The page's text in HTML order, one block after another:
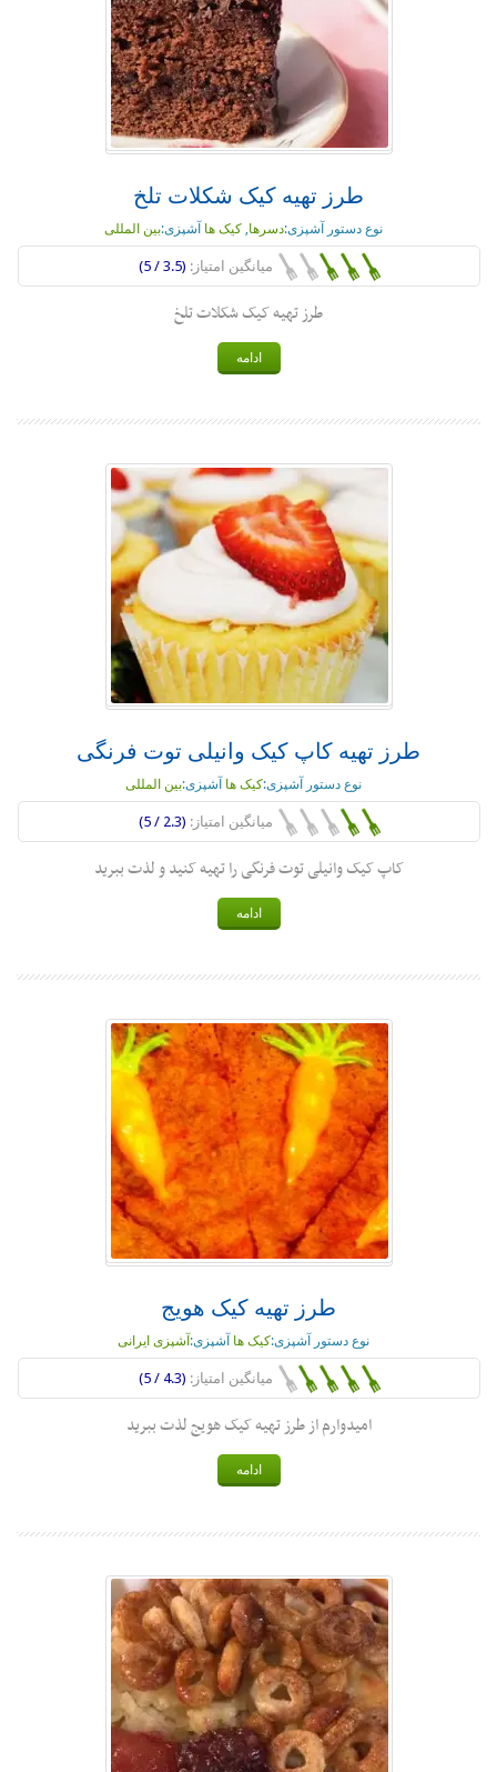
طرز تهیه کیک شکلات تلخ
نوع دستور آشپزی:دسرها,کیک ها آشپزی:بین المللی
میانگین امتیاز: (3.5 / 5)
طرز تهیه کیک شکلات تلخ
ادامه
طرز تهیه کاپ کیک وانیلی توت فرنگی
نوع دستور آشپزی:کیک ها آشپزی:بین المللی
میانگین امتیاز: (2.3 / 5)
کاپ کیک وانیلی توت فرنگی را تهیه کنید و لذت ببرید
ادامه
طرز تهیه کیک هویج
نوع دستور آشپزی:کیک ها آشپزی:آشپزی ایرانی
میانگین امتیاز: (4.3 / 5)
امیدوارم از طرز تهیه کیک هویج لذت ببرید
ادامه